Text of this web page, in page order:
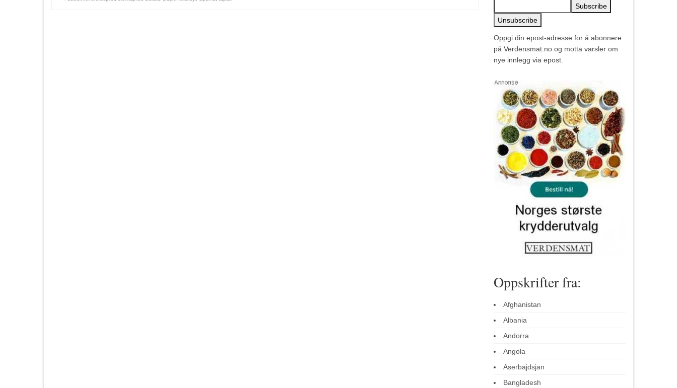
Oppgi din epost-adresse for å abonnere
på Verdensmat.no og motta varsler om
nye innlegg via epost.
Oppskrifter fra:
Afghanistan
Albania
Andorra
Angola
Aserbajdsjan
Bangladesh